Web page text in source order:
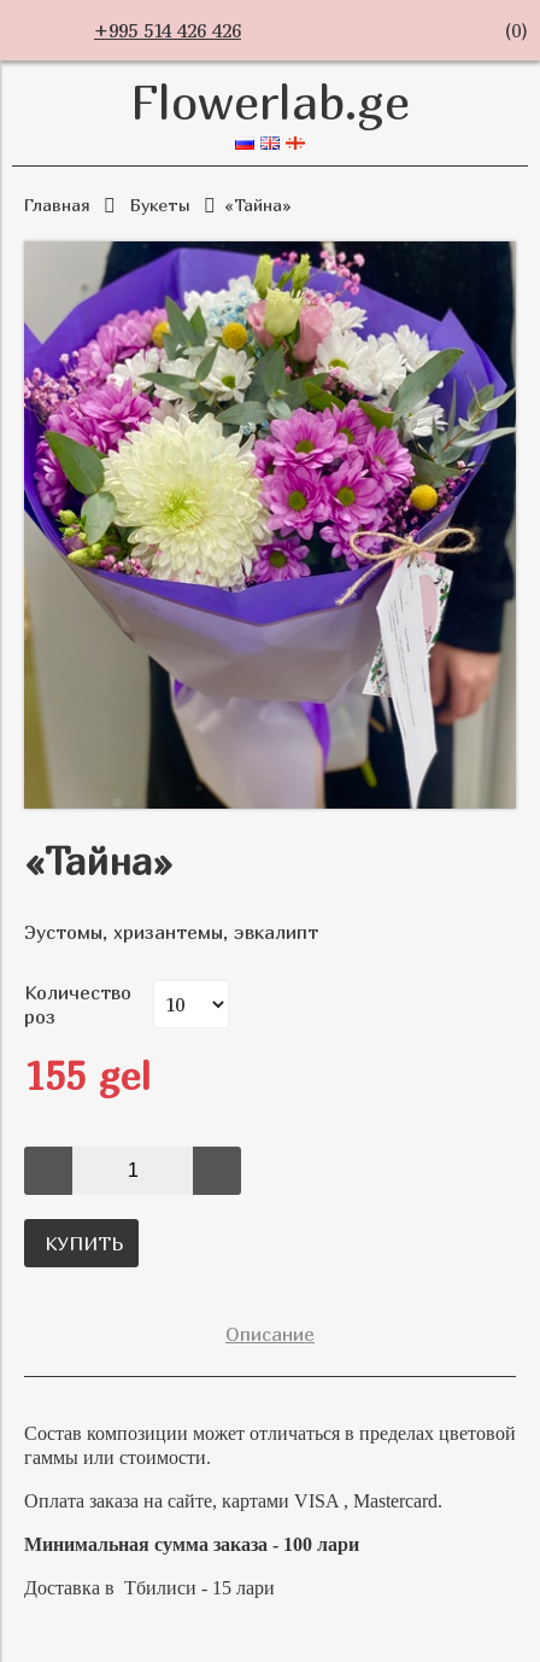
+995 514 426 426 (0)
Flowerlab.ge
Главная Букеты «Тайна»
«Тайна»
Эустомы, хризантемы, эвкалипт
Количество
роз
155 gel
КУПИТЬ
Описание
Состав композиции может отличаться в пределах цветовой
гаммы или стоимости.
Оплата заказа на сайте, картами VISA , Mastercard.
Минимальная сумма заказа - 100 лари
Доставка в Тбилиси - 15 лари